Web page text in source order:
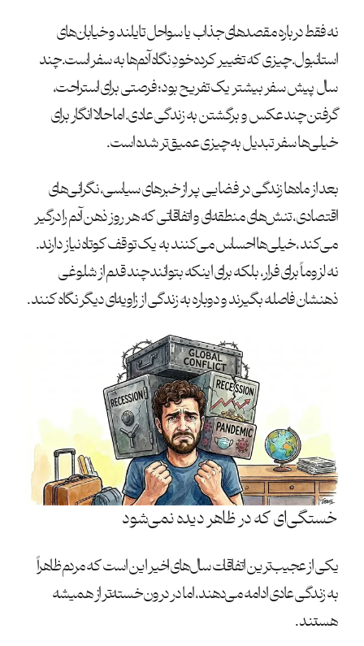
نه فقط درباره مقصدهای جذاب یا سواحل تایلند و خیابان‌های
استانبول. چیزی که تغییر کرده خودِ نگاه آدم‌ها به سفر است. چند
سال پیش سفر بیشتر یک تفریح بود؛ فرصتی برای استراحت،
گرفتن چند عکس و برگشتن به زندگی عادی. اما حالا انگار برای
خیلی‌ها سفر تبدیل به چیزی عمیق‌تر شده است.
بعد از ماه‌ها زندگی در فضایی پر از خبرهای سیاسی، نگرانی‌های
اقتصادی، تنش‌های منطقه‌ای و اتفاقاتی که هر روز ذهن آدم را درگیر
می‌کند، خیلی‌ها احساس می‌کنند به یک توقف کوتاه نیاز دارند.
نه لزوماً برای فرار، بلکه برای اینکه بتوانند چند قدم از شلوغی
ذهنشان فاصله بگیرند و دوباره به زندگی از زاویه‌ای دیگر نگاه کنند.
خستگی‌ای که در ظاهر دیده نمی‌شود
یکی از عجیب‌ترین اتفاقات سال‌های اخیر این است که مردم ظاهراً
به زندگی عادی ادامه می‌دهند، اما در درون خسته‌تر از همیشه
هستند.